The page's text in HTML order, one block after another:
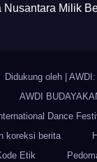
Nusantara Milik
Didukung oleh
AWDI:
AWDI
Dance
koreksi berita
Etik